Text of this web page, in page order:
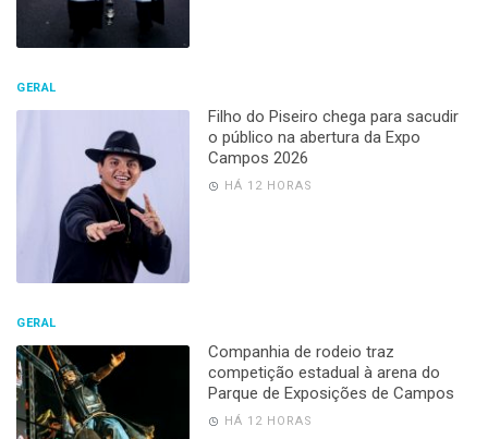
GERAL
Filho do Piseiro chega para sacudir
o público na abertura da Expo
Campos 2026
HÁ 12 HORAS
GERAL
Companhia de rodeio traz
competição estadual à arena do
Parque de Exposições de Campos
HÁ 12 HORAS